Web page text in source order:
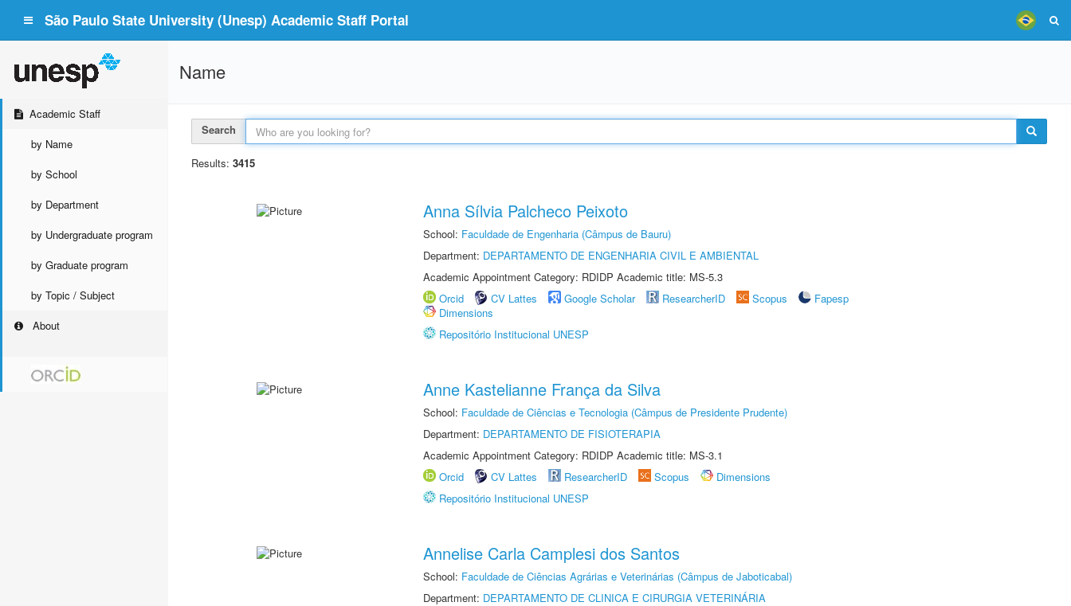
São Paulo State University (Unesp) Academic Staff Portal
Academic Staff
by Name
by School
by Department
by Undergraduate program
by Graduate program
by Topic / Subject
About
Name
Search
Results: 3415
Anna Sílvia Palcheco Peixoto
School: Faculdade de Engenharia (Câmpus de Bauru)
Department: DEPARTAMENTO DE ENGENHARIA CIVIL E AMBIENTAL
Academic Appointment Category: RDIDP Academic title: MS-5.3
Orcid
CV Lattes Google Scholar ResearcherID Scopus
Fapesp
Dimensions
Repositório Institucional UNESP
Anne Kastelianne França da Silva
School: Faculdade de Ciências e Tecnologia (Câmpus de Presidente Prudente)
Department: DEPARTAMENTO DE FISIOTERAPIA
Academic Appointment Category: RDIDP Academic title: MS-3.1
Orcid
CV Lattes ResearcherID Scopus
Dimensions
Repositório Institucional UNESP
Annelise Carla Camplesi dos Santos
School: Faculdade de Ciências Agrárias e Veterinárias (Câmpus de Jaboticabal)
Department: DEPARTAMENTO DE CLINICA E CIRURGIA VETERINÁRIA